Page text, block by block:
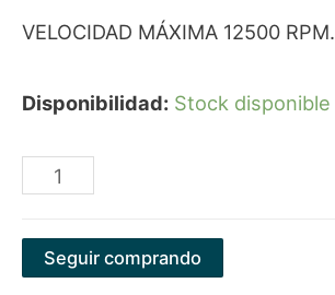
VELOCIDAD MÁXIMA 12500 RPM.
Disponibilidad: Stock disponible
GRATA
LISA
4"
Seguir comprando